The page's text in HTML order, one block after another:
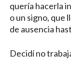
quería hacerla
o un signo, que
de ausencia
Decidí no